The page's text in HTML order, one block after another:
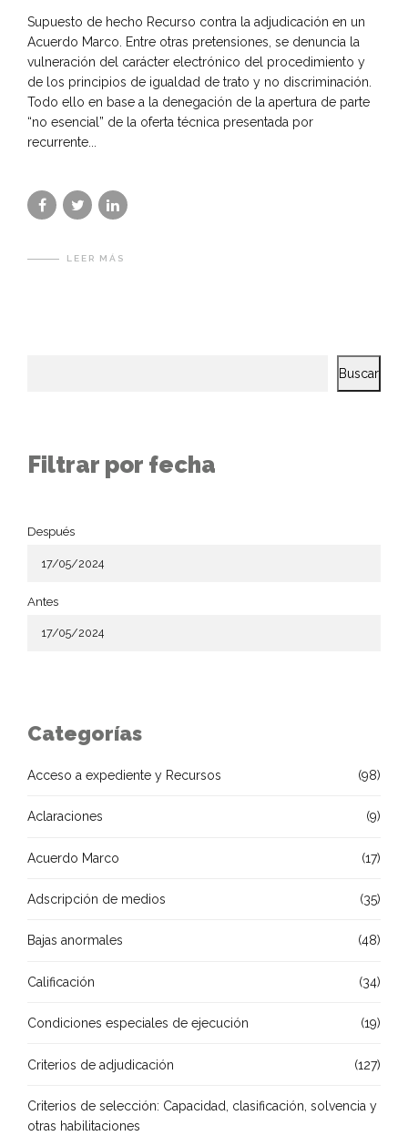
Supuesto de hecho Recurso contra la adjudicación en un
Acuerdo Marco. Entre otras pretensiones, se denuncia la
vulneración del carácter electrónico del procedimiento y
de los principios de igualdad de trato y no discriminación.
Todo ello en base a la denegación de la apertura de parte
“no esencial” de la oferta técnica presentada por
recurrente...
LEER MÁS
Buscar
Filtrar por fecha
Después
Antes
Categorías
Acceso a expediente y Recursos (98)
Aclaraciones (9)
Acuerdo Marco (17)
Adscripción de medios (35)
Bajas anormales (48)
Calificación (34)
Condiciones especiales de ejecución (19)
Criterios de adjudicación (127)
Criterios de selección: Capacidad, clasificación, solvencia y
otras habilitaciones